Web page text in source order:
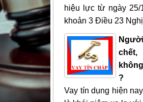
hiệu lực từ ngày
khoản 3 Điều 23
chết,
?
Vay tín dụng hiện